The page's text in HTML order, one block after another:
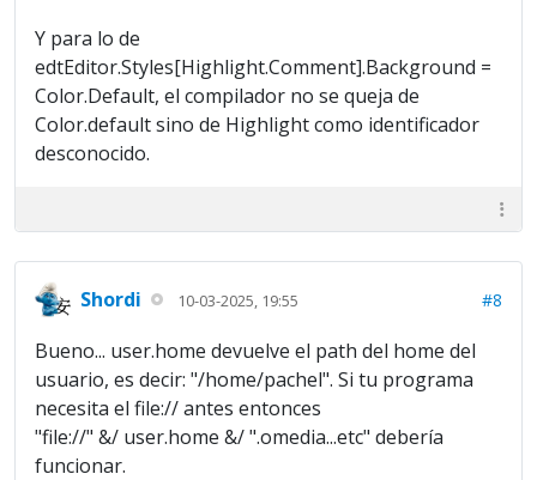
Y para lo de
edtEditor.Styles[Highlight.Comment].Background =
Color.Default, el compilador no se queja de
Color.default sino de Highlight como identificador
desconocido.
Shordi 10-03-2025, 19:55 #8
Bueno... user.home devuelve el path del home del
usuario, es decir: "/home/pachel". Si tu programa
necesita el file:// antes entonces
"file://" &/ user.home &/ ".omedia...etc" debería
funcionar.